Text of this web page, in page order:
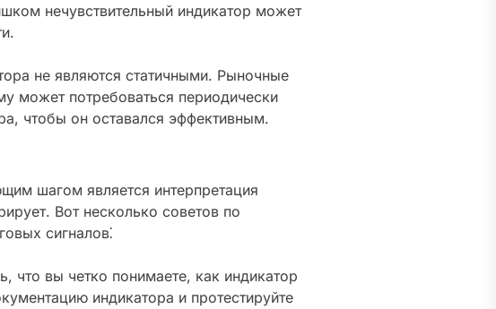
нечувствительный индикатор может
не являются статичными. Рыночные
может потребоваться периодически
чтобы он оставался эффективным.
шагом является интерпретация
Вот несколько советов по
сигналов⁚
что вы четко понимаете, как индикатор
индикатора и протестируйте